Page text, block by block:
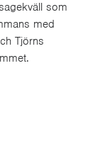
som
med
Tjörns